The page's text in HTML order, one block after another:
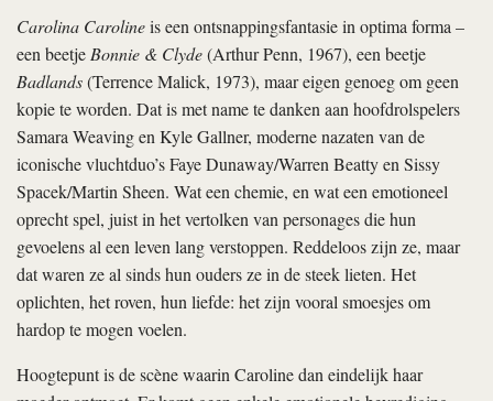
Carolina Carolineis een ontsnappingsfantasie in optima forma –
een beetjeBonnie & Clyde(Arthur Penn, 1967), een beetje
Badlands(Terrence Malick, 1973), maar eigen genoeg om geen
kopie te worden. Dat is met name te danken aan hoofdrolspelers
Samara Weaving en Kyle Gallner, moderne nazaten van de
iconische vluchtduo’s Faye Dunaway/Warren Beatty en Sissy
Spacek/Martin Sheen. Wat een chemie, en wat een emotioneel
oprecht spel, juist in het vertolken van personages die hun
gevoelens al een leven lang verstoppen. Reddeloos zijn ze, maar
dat waren ze al sinds hun ouders ze in de steek lieten. Het
oplichten, het roven, hun liefde: het zijn vooral smoesjes om
hardop te mogen voelen.
Hoogtepunt is de scène waarin Caroline dan eindelijk haar